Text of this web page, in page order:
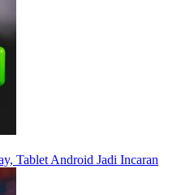
Tablet Android Jadi Incaran